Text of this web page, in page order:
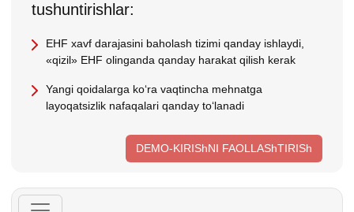
tushuntirishlar:
EHF хavf darajasini baholash tizimi qanday ishlaydi,
«qizil» EHF olinganda qanday harakat qilish kerak
Yangi qoidalarga koʻra vaqtincha mehnatga
layoqatsizlik nafaqalari qanday toʻlanadi
DEMO-KIRIShNI FAOLLAShTIRISh